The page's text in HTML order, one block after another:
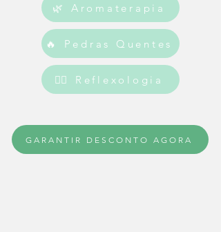
🌿 Aromaterapia
🔥 Pedras Quentes
💆‍♀️ Reflexologia
GARANTIR DESCONTO AGORA